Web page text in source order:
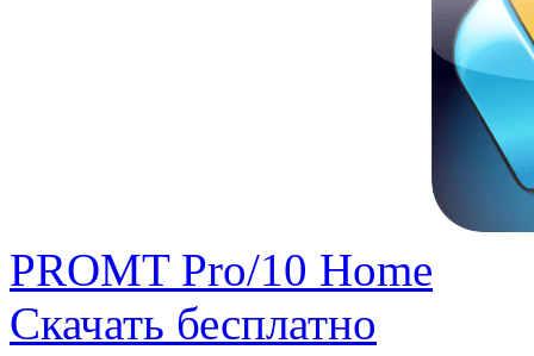
PROMT Pro/10 Home
Скачать бесплатно